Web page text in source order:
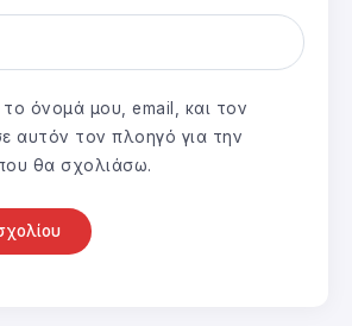
όνομά μου, email, και τον
αυτόν τον πλοηγό για την
θα σχολιάσω.